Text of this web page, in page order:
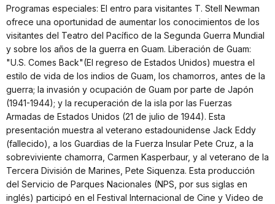
Programas especiales: El entro para visitantes T. Stell Newman
ofrece una oportunidad de aumentar los conocimientos de los
visitantes del Teatro del Pacífico de la Segunda Guerra Mundial
y sobre los años de la guerra en Guam. Liberación de Guam:
"U.S. Comes Back"(El regreso de Estados Unidos) muestra el
estilo de vida de los indios de Guam, los chamorros, antes de la
guerra; la invasión y ocupación de Guam por parte de Japón
(1941-1944); y la recuperación de la isla por las Fuerzas
Armadas de Estados Unidos (21 de julio de 1944). Esta
presentación muestra al veterano estadounidense Jack Eddy
(fallecido), a los Guardias de la Fuerza Insular Pete Cruz, a la
sobreviviente chamorra, Carmen Kasperbaur, y al veterano de la
Tercera División de Marines, Pete Siquenza. Esta producción
del Servicio de Parques Nacionales (NPS, por sus siglas en
inglés) participó en el Festival Internacional de Cine y Video de